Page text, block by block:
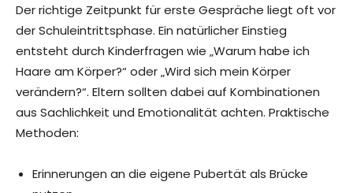
Der richtige Zeitpunkt für erste Gespräche liegt oft vor
der Schuleintrittsphase. Ein natürlicher Einstieg
entsteht durch Kinderfragen wie „Warum habe ich
Haare am Körper?“ oder „Wird sich mein Körper
verändern?“. Eltern sollten dabei auf Kombinationen
aus Sachlichkeit und Emotionalität achten. Praktische
Methoden:
Erinnerungen an die eigene Pubertät als Brücke